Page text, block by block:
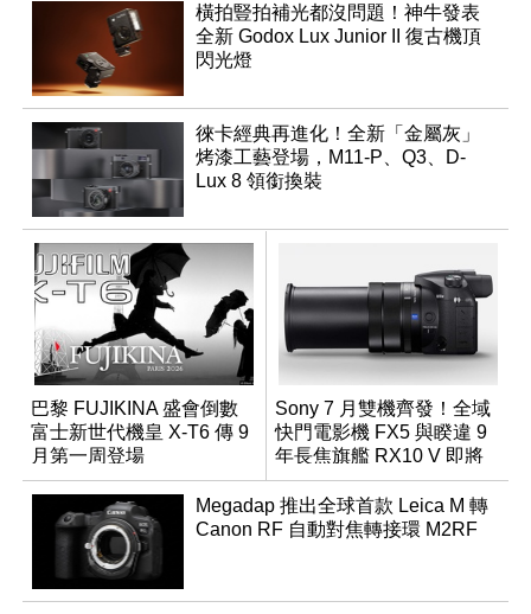
橫拍豎拍補光都沒問題！神牛發表
全新 Godox Lux Junior II 復古機頂
閃光燈
徠卡經典再進化！全新「金屬灰」
烤漆工藝登場，M11-P、Q3、D-
Lux 8 領銜換裝
巴黎 FUJIKINA 盛會倒數
富士新世代機皇 X-T6 傳 9
月第一周登場
Sony 7 月雙機齊發！全域
快門電影機 FX5 與睽違 9
年長焦旗艦 RX10 V 即將
登場
Megadap 推出全球首款 Leica M 轉
Canon RF 自動對焦轉接環 M2RF